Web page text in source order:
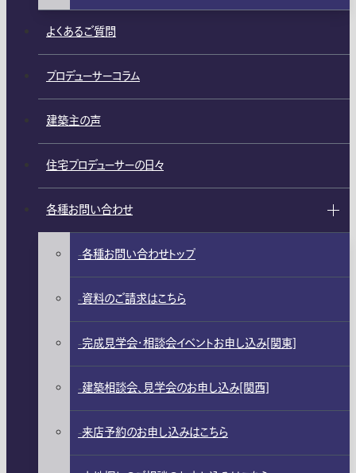
よくあるご質問
プロデューサーコラム
建築主の声
住宅プロデューサーの日々
各種お問い合わせ
各種お問い合わせトップ
資料のご請求はこちら
完成見学会・相談会イベントお申し込み[関東]
建築相談会、見学会のお申し込み[関西]
来店予約のお申し込みはこちら